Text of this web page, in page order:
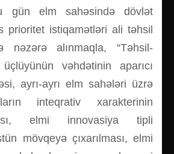
gün elm sahəsində dövlət
prioritet istiqamətləri ali təhsil
nəzərə alınmaqla, “Təhsil-
vəhdətinin aparıcı
ayrı-ayrı elm sahələri üzrə
inteqrativ xarakterinin
elmi innovasiya tipli
mövqeyə çıxarılması, elmi